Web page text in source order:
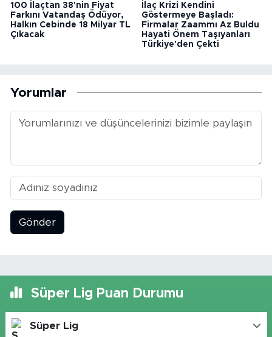
100 İlaçtan 38'nin Fiyat
Farkını Vatandaş Ödüyor,
Halkın Cebinde 18 Milyar TL
Çıkacak
İlaç Krizi Kendini
Göstermeye Başladı:
Firmalar Zaammı Az Buldu
Hayati Önem Taşıyanları
Türkiye'den Çekti
Yorumlar
Gönder
Süper Lig Puan Durumu
Süper Lig